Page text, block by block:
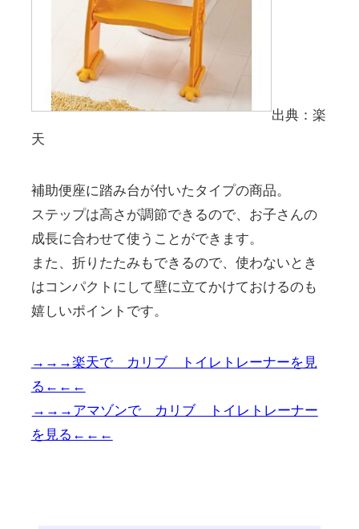
出典：楽
天
補助便座に踏み台が付いたタイプの商品。
ステップは高さが調節できるので、お子さんの
成長に合わせて使うことができます。
また、折りたたみもできるので、使わないとき
はコンパクトにして壁に立てかけておけるのも
嬉しいポイントです。
→→→楽天で カリブ トイレトレーナーを見
る←←←
→→→アマゾンで カリブ トイレトレーナー
を見る←←←